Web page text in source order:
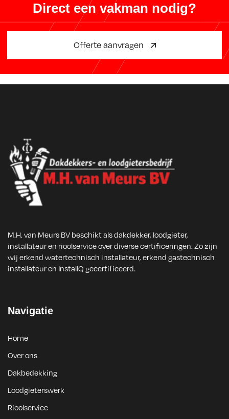
Direct een vakman nodig?
Offerte aanvragen
M.H. van Meurs BV beschikt als dakdekker, loodgieter,
installateur en rioolservice over diverse certificeringen. Zo zijn
wij erkend watertechnisch installateur, erkend gastechnisch
installateur en InstallQ gecertificeerd.
Navigatie
Home
Over ons
Dakbedekking
Loodgieterswerk
Rioolservice